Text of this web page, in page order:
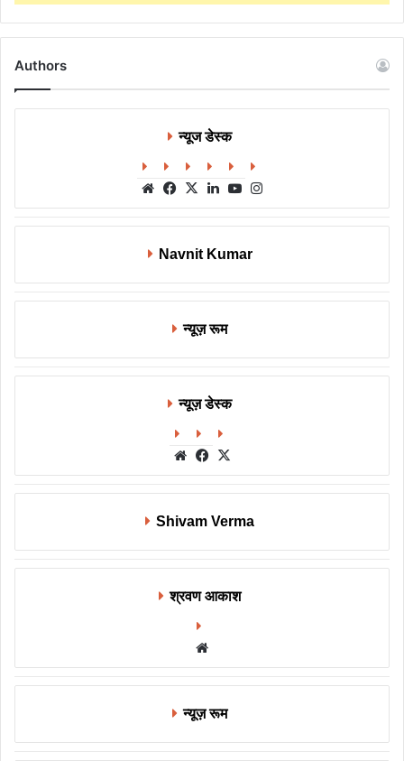
Authors
न्यूज डेस्क
WebsiteFacebook
X LinkedInYouTube
Navnit Kumar
न्यूज़ रूम
न्यूज़ डेस्क
WebsiteFacebook
Shivam Verma
श्रवण आकाश
न्यूज़ रूम